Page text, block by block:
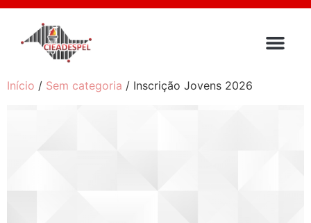
Início / Sem categoria / Inscrição Jovens 2026